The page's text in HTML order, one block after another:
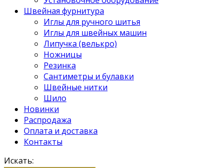
Швейная фурнитура
Иглы для ручного шитья
Иглы для швейных машин
Липучка (велькро)
Ножницы
Резинка
Сантиметры и булавки
Швейные нитки
Шило
Новинки
Распродажа
Оплата и доставка
Контакты
Искать: